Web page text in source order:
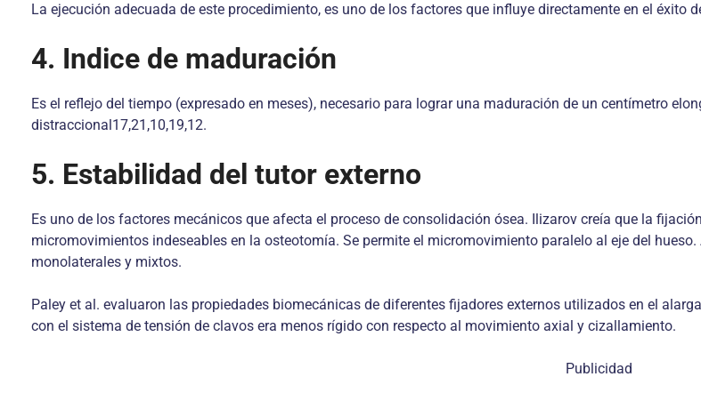
La ejecución adecuada de este procedimiento, es uno de los factores que influye directamente en el éxito
4. Indice de maduración
Es el reflejo del tiempo (expresado en meses), necesario para lograr una maduración de un centímetro
distraccional17,21,10,19,12.
5. Estabilidad del tutor externo
Es uno de los factores mecánicos que afecta el proceso de consolidación ósea. Ilizarov creía que la
micromovimientos indeseables en la osteotomía. Se permite el micromovimiento paralelo al eje del
monolaterales y mixtos.
Paley et al. evaluaron las propiedades biomecánicas de diferentes fijadores externos utilizados en el
con el sistema de tensión de clavos era menos rígido con respecto al movimiento axial y cizallamiento.
Publicidad